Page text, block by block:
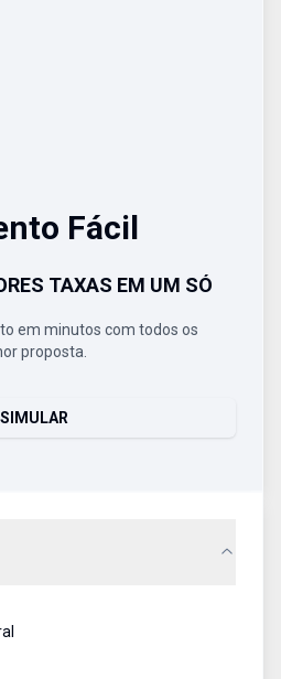
Fácil
TAXAS EM UM SÓ
em minutos com todos os
proposta.
SIMULAR